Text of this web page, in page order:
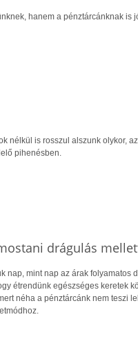
hanem a pénztárcánknak is
nélkül is rosszul alszunk olykor,
pihenésben.
drágulás
nap, mint nap az árak folyamatos
étrendünk egészséges keretek
néha a pénztárcánk nem teszi